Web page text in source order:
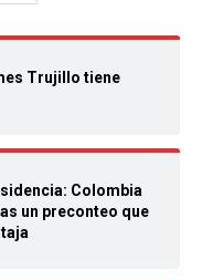
Trujillo tiene
Colombia
un preconteo que